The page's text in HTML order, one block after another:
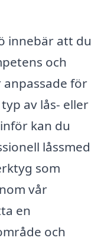
innebär att du
och
för
av lås- eller
kan du
låssmed
som
vår
en
och